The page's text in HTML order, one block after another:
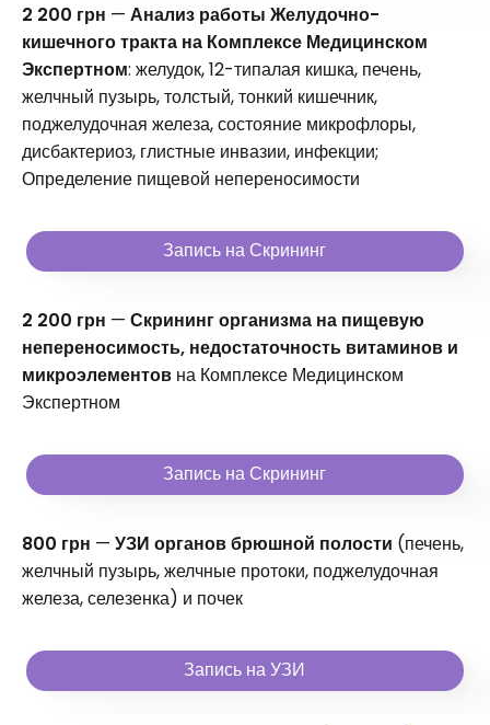
2 200 грн — Анализ работы Желудочно-
кишечного тракта на Комплексе Медицинском
Экспертном: желудок, 12-типалая кишка, печень,
желчный пузырь, толстый, тонкий кишечник,
поджелудочная железа, состояние микрофлоры,
дисбактериоз, глистные инвазии, инфекции;
Определение пищевой непереносимости
Запись на Скрининг
2 200 грн — Скрининг организма на пищевую
непереносимость, недостаточность витаминов и
микроэлементов на Комплексе Медицинском
Экспертном
Запись на Скрининг
800 грн — УЗИ органов брюшной полости (печень,
желчный пузырь, желчные протоки, поджелудочная
железа, селезенка) и почек
Запись на УЗИ